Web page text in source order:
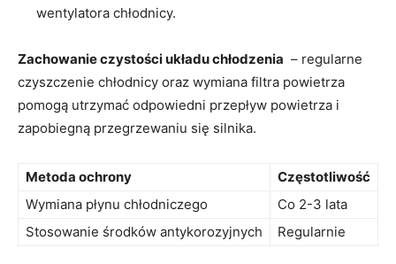
wentylatora chłodnicy.
Zachowanie⁢ czystości ​układu chłodzenia ⁤ – regularne⁤
czyszczenie chłodnicy⁤ oraz wymiana filtra powietrza
pomogą utrzymać odpowiedni przepływ​ powietrza i
zapobiegną przegrzewaniu się ⁤silnika.
Metoda ochrony
Częstotliwość
Wymiana ⁤płynu chłodniczego
Co 2-3 lata
Stosowanie środków antykorozyjnych
Regularnie